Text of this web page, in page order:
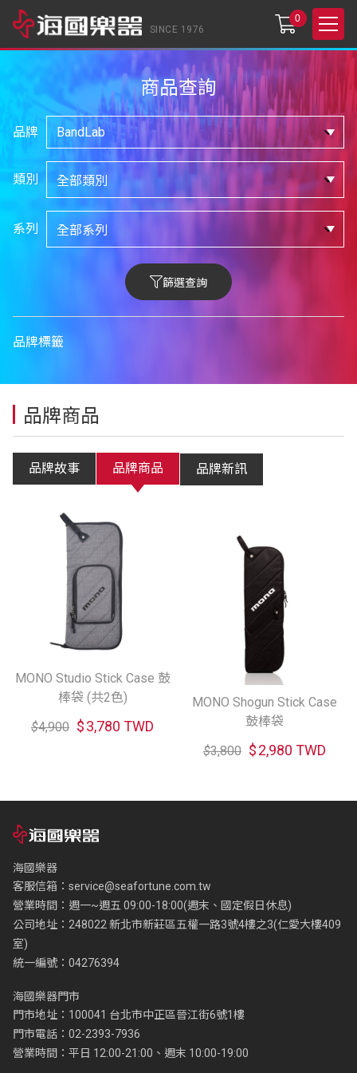
SINCE 1976
0
商品查詢
品牌
類別
系列
篩選查詢
品牌標籤
品牌商品
品牌故事 品牌商品 品牌新訊
MONO Studio Stick Case 鼓
棒袋 (共2色)
$4,900 $3,780 TWD
MONO Shogun Stick Case
鼓棒袋
$3,800 $2,980 TWD
海國樂器
客服信箱： service@seafortune.com.tw
營業時間：週一~週五 09:00-18:00(週末、國定假日休息)
公司地址：248022 新北市新莊區五權一路3號4樓之3(仁愛大樓409
室)
統一編號：04276394
海國樂器門市
門市地址：100041 台北市中正區晉江街6號1樓
門市電話：02-2393-7936
營業時間：平日 12:00-21:00、週末 10:00-19:00